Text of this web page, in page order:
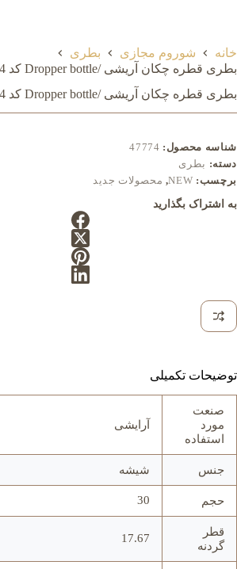
خانه شوروم مجازی
بطری
بطری قطره چکان آریشی /Dropper bottle کد 47774
بطری قطره چکان آریشی /Dropper bottle کد 47774
شناسه محصول: 47774
دسته: بطری
برچسب: NEW
, محصولات جدید
به اشتراک بگذارید
توضیحات تکمیلی
صنعت
مورد
استفاده
آرایشی
جنس شيشه
حجم 30
قطر
گردنه
17.67